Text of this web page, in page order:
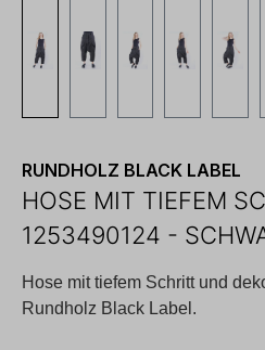
RUNDHOLZ BLACK LABEL
HOSE MIT TIEFEM
1253490124 -
Hose mit tiefem Schritt und
Rundholz Black Label.